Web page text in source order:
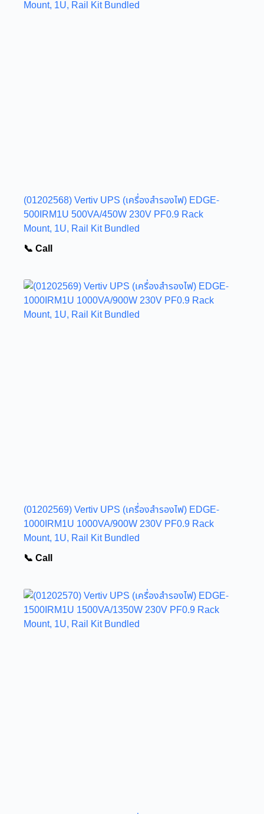
(01202568) Vertiv UPS (เครื่องสำรองไฟ) EDGE-
500IRM1U 500VA/450W 230V PF0.9 Rack
Mount, 1U, Rail Kit Bundled
📞 Call
(01202569) Vertiv UPS (เครื่องสำรองไฟ) EDGE-
1000IRM1U 1000VA/900W 230V PF0.9 Rack
Mount, 1U, Rail Kit Bundled
📞 Call